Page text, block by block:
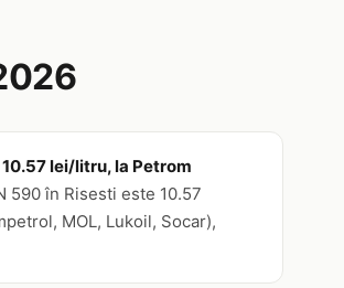
lei/litru, la Petrom
590 în Risesti este 10.57
MOL, Lukoil, Socar),